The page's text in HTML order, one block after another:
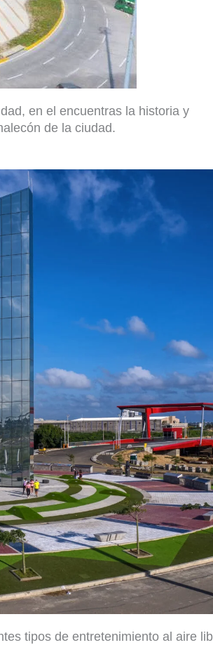
en el encuentras la historia y
de la ciudad.
tipos de entretenimiento al aire